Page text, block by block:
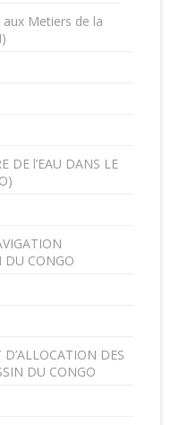
Metiers de la
DE l’EAU DANS LE
DU CONGO
DES
DU CONGO